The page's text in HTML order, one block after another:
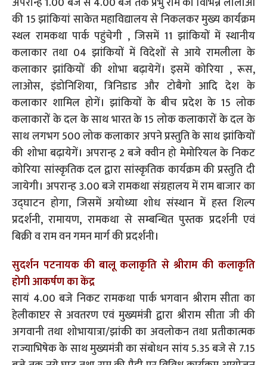
की 15 झांकियां साकेत महाविद्यालय से निकलकर मुख्य कार्यक्रम
स्थल रामकथा पार्क पहुंचेगी , जिसमें 11 झांकियों में स्थानीय
कलाकार तथा 04 झांकियों में विदेशों से आये रामलीला के
कलाकार झांकियों की शोभा बढ़ायेगें। इसमें कोरिया , रूस,
लाओस, इंडोनिशिया, त्रिनिडाड और टोबैगो आदि देश के
कलाकार शामिल होगें। झांकियों के बीच प्रदेश के 15 लोक
कलाकारों के दल के साथ भारत के 15 लोक कलाकारों के दल के
साथ लगभग 500 लोक कलाकार अपने प्रस्तुति के साथ झांकियों
की शोभा बढ़ायेगें। अपरान्ह 2 बजे क्वीन हो मेमोरियल के निकट
कोरिया सांस्कृतिक दल द्वारा सांस्कृतिक कार्यक्रम की प्रस्तुति दी
जायेगी। अपरान्ह 3.00 बजे रामकथा संग्रहालय में राम बाजार का
उद्घाटन होगा, जिसमें अयोध्या शोध संस्थान में हस्त शिल्प
प्रदर्शनी, रामायण, रामकथा से सम्बन्धित पुस्तक प्रदर्शनी एवं
बिक्री व राम वन गमन मार्ग की प्रदर्शनी।
सुदर्शन पटनायक की बालू कलाकृति से श्रीराम की कलाकृति
होगी आकर्षण का केंद्र
सायं 4.00 बजे निकट रामकथा पार्क भगवान श्रीराम सीता का
हेलीकाप्टर से अवतरण एवं मुख्यमंत्री द्वारा श्रीराम सीता जी की
अगवानी तथा शोभायात्रा/झांकी का अवलोकन तथा प्रतीकात्मक
राज्याभिषेक के साथ मुख्यमंत्री का संबोधन सांय 5.35 बजे से 7.15